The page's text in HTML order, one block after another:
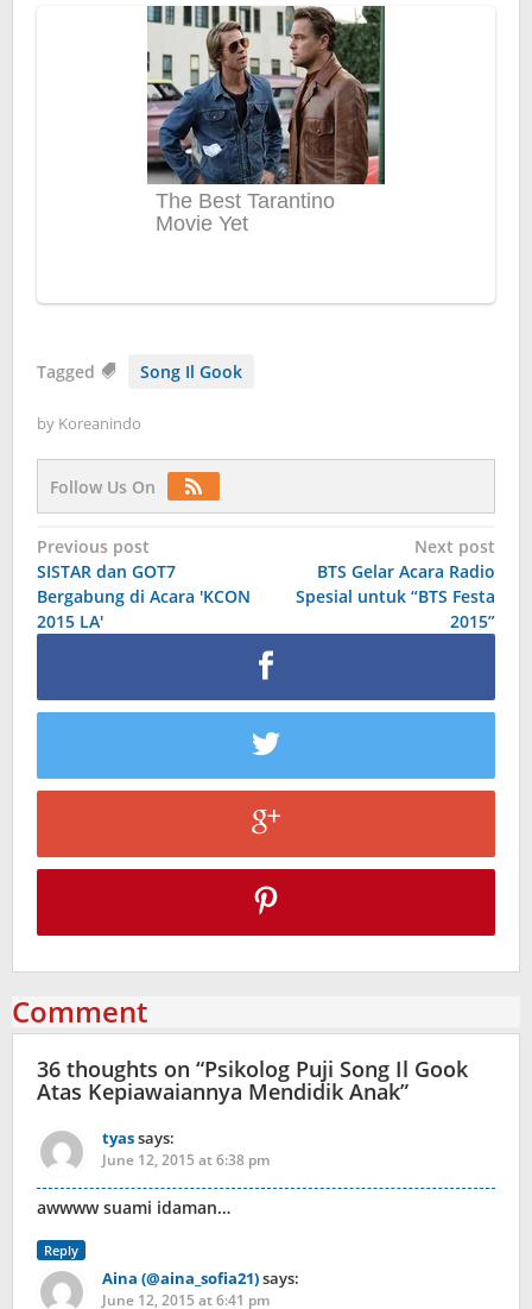
Tagged Song Il Gook
by Koreanindo
Follow Us On
Post
navigation
Previous post
SISTAR dan GOT7
Bergabung di Acara 'KCON
2015 LA'
Next post
BTS Gelar Acara Radio
Spesial untuk “BTS Festa
2015”
Comment
36 thoughts on “Psikolog Puji Song Il Gook
Atas Kepiawaiannya Mendidik Anak”
tyassays:
June 12, 2015 at 6:38 pm
awwww suami idaman…
Reply
Aina (@aina_sofia21)says:
June 12, 2015 at 6:41 pm